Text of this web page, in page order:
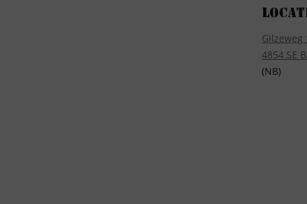
Gilzeweg
4854 SE
(NB)